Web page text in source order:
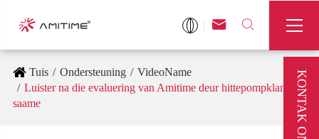
 

Tuis Ondersteuning
VideoName
Luister na die evaluering van Amitime deur hittepompklante
saame
KONTAK ONS